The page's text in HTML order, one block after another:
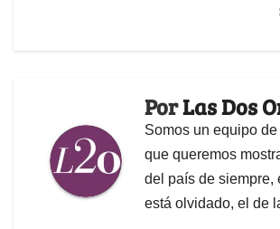
PorLas Dos
Somos un equipo
que queremos
del país de siempre,
está olvidado, el de